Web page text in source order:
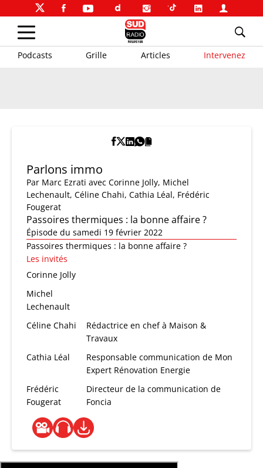
Podcasts Grille Articles Intervenez
Parlons immo
Par Marc Ezrati avec Corinne Jolly, Michel
Lechenault, Céline Chahi, Cathia Léal, Frédéric
Fougerat
Passoires thermiques : la bonne affaire ?
Épisode du samedi 19 février 2022
Passoires thermiques : la bonne affaire ?
Les invités
Corinne Jolly
Michel
Lechenault
Céline Chahi
Rédactrice en chef à Maison &
Travaux
Cathia Léal
Responsable communication de Mon
Expert Rénovation Energie
Frédéric
Fougerat
Directeur de la communication de
Foncia